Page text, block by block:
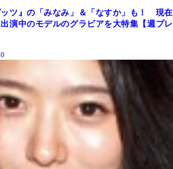
ッツ』の「みなみ」＆「なすか」も！ 現在
演中のモデルのグラビアを大特集【週プレ